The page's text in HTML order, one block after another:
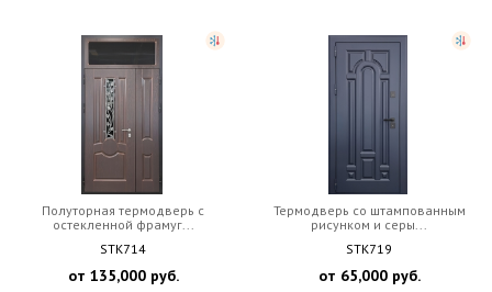
Полуторная термодверь с
остекленной фрамуг...
STK714
от 135,000руб.
Термодверь со штампованным
рисунком и серы...
STK719
от 65,000руб.